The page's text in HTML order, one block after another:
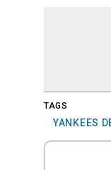
TAGS
YANKEES